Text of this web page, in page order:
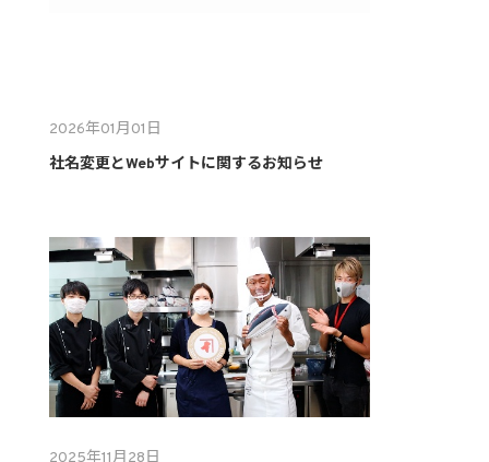
2026年01月01日
社名変更とWebサイトに関するお知らせ
2025年11月28日